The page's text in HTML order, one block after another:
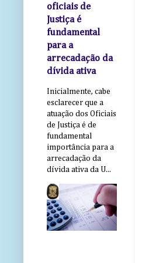
oficiais de
Justiça é
fundamental
para a
arrecadação da
dívida ativa
Inicialmente, cabe
esclarecer que a
atuação dos Oficiais
de Justiça é de
fundamental
importância para a
arrecadação da
dívida ativa da U...